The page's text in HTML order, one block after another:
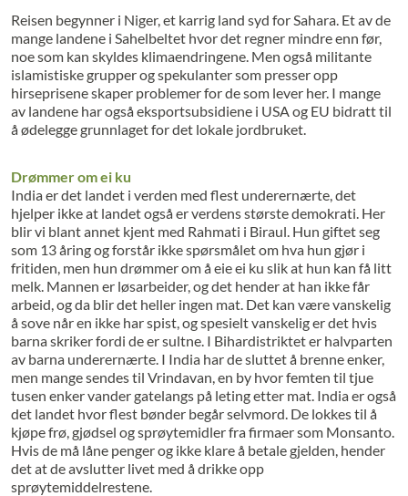
Reisen begynner i Niger, et karrig land syd for Sahara. Et av de
mange landene i Sahelbeltet hvor det regner mindre enn før,
noe som kan skyldes klimaendringene. Men også militante
islamistiske grupper og spekulanter som presser opp
hirseprisene skaper problemer for de som lever her. I mange
av landene har også eksportsubsidiene i USA og EU bidratt til
å ødelegge grunnlaget for det lokale jordbruket.
Drømmer om ei ku
India er det landet i verden med flest underernærte, det
hjelper ikke at landet også er verdens største demokrati. Her
blir vi blant annet kjent med Rahmati i Biraul. Hun giftet seg
som 13 åring og forstår ikke spørsmålet om hva hun gjør i
fritiden, men hun drømmer om å eie ei ku slik at hun kan få litt
melk. Mannen er løsarbeider, og det hender at han ikke får
arbeid, og da blir det heller ingen mat. Det kan være vanskelig
å sove når en ikke har spist, og spesielt vanskelig er det hvis
barna skriker fordi de er sultne. I Bihardistriktet er halvparten
av barna underernærte. I India har de sluttet å brenne enker,
men mange sendes til Vrindavan, en by hvor femten til tjue
tusen enker vander gatelangs på leting etter mat. India er også
det landet hvor flest bønder begår selvmord. De lokkes til å
kjøpe frø, gjødsel og sprøytemidler fra firmaer som Monsanto.
Hvis de må låne penger og ikke klare å betale gjelden, hender
det at de avslutter livet med å drikke opp
sprøytemiddelrestene.